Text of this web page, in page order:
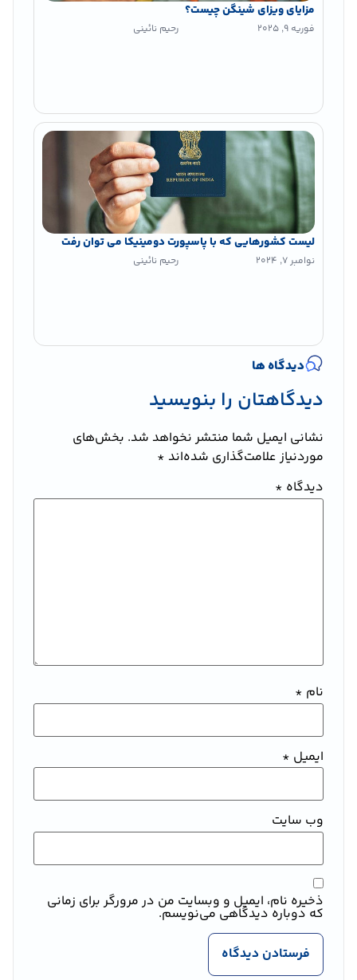
مزایای ویزای شینگن چیست؟
فوریه 9, 2025 رحیم نائینی
لیست کشورهایی که با پاسپورت دومینیکا می توان رفت
نوامبر 7, 2024 رحیم نائینی
دیدگاه ها
دیدگاهتان را بنویسید
نشانی ایمیل شما منتشر نخواهد شد. بخش‌های
موردنیاز علامت‌گذاری شده‌اند *
دیدگاه *
نام *
ایمیل *
وب‌ سایت
ذخیره نام، ایمیل و وبسایت من در مرورگر برای زمانی
که دوباره دیدگاهی می‌نویسم.